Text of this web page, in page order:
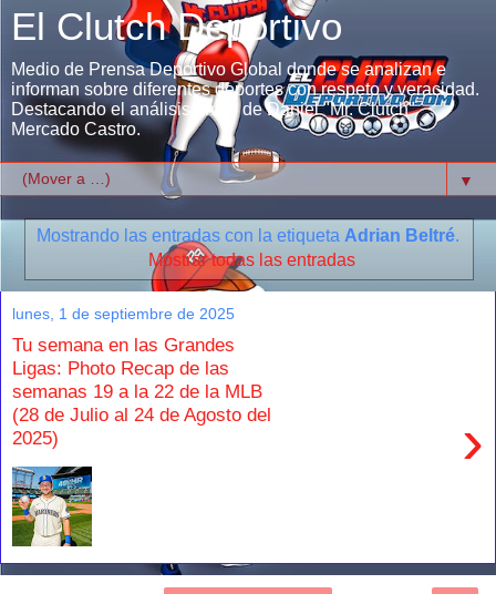
El Clutch Deportivo
Medio de Prensa Deportivo Global donde se analizan e
informan sobre diferentes deportes con respeto y veracidad.
Destacando el análisis único de Daniel "Mr. Clutch"
Mercado Castro.
▼
Mostrando las entradas con la etiqueta Adrian Beltré.
Mostrar todas las entradas
lunes, 1 de septiembre de 2025
Tu semana en las Grandes
Ligas: Photo Recap de las
semanas 19 a la 22 de la MLB
(28 de Julio al 24 de Agosto del
2025)
›